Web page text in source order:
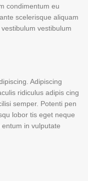
condimentum eu
scelerisque aliquam
vestibulum
Adipiscing
ridiculus adipis cing
semper. Potenti pen
lobor tis eget neque
in vulputate